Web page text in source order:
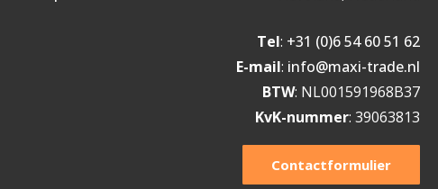
Tel: +31 (0)6 54 60 51 62
E-mail: info@maxi-trade.nl
BTW: NL001591968B37
KvK-nummer: 39063813
Contactformulier